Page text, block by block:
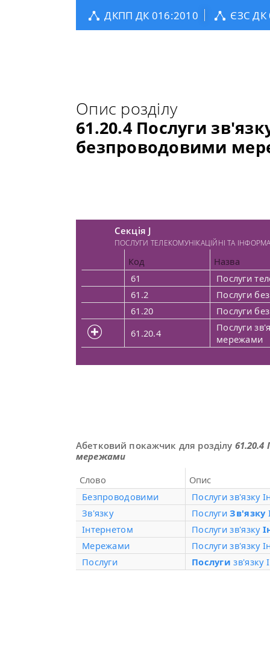
ДКПП ДК 016:2010 ЄЗС ДК
Опис розділу
61.20.4 Послуги
безпроводовими
Секція J
ПОСЛУГИ ТЕЛЕКОМУНІКАЦІЙНІ ТА
Код
Назва
61
Послуги
61.2
Послуги
61.20
Послуги
61.20.4
Послуги
мережами
Абетковий покажчик для розділу
мережами
Слово
Опис
Безпроводовими
Послуги зв'язку
Зв'язку
ПослугиЗв'язку
Інтернетом
Послуги зв'язку
Мережами
Послуги зв'язку
Послуги
Послуги зв'язку